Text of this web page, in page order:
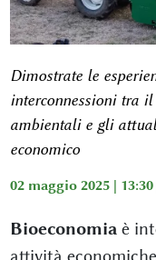
Dimostrate le
interconnessioni tra
ambientali e gli
economico
02 maggio 2025 | 13:30
Bioeconomiaè